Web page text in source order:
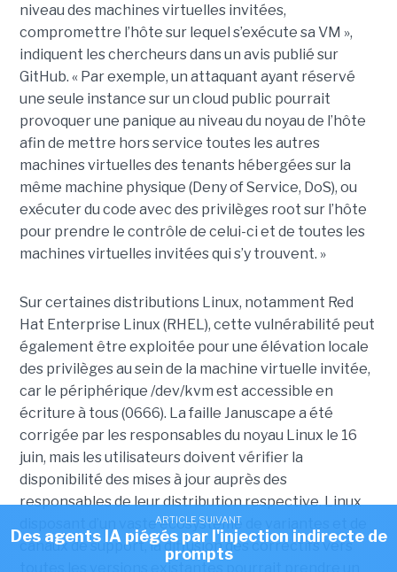
niveau des machines virtuelles invitées,
compromettre l’hôte sur lequel s’exécute sa VM »,
indiquent les chercheurs dans un avis publié sur
GitHub. « Par exemple, un attaquant ayant réservé
une seule instance sur un cloud public pourrait
provoquer une panique au niveau du noyau de l’hôte
afin de mettre hors service toutes les autres
machines virtuelles des tenants hébergées sur la
même machine physique (Deny of Service, DoS), ou
exécuter du code avec des privilèges root sur l’hôte
pour prendre le contrôle de celui-ci et de toutes les
machines virtuelles invitées qui s’y trouvent. »
Sur certaines distributions Linux, notamment Red
Hat Enterprise Linux (RHEL), cette vulnérabilité peut
également être exploitée pour une élévation locale
des privilèges au sein de la machine virtuelle invitée,
car le périphérique /dev/kvm est accessible en
écriture à tous (0666). La faille Januscape a été
corrigée par les responsables du noyau Linux le 16
juin, mais les utilisateurs doivent vérifier la
disponibilité des mises à jour auprès des
responsables de leur distribution respective. Linux
disposant d’un vaste écosystème de variantes et de
canaux de support, la diffusion des correctifs vers
toutes les versions existantes pourrait prendre un
ARTICLE SUIVANT
Des agents IA piégés par l'injection indirecte de
prompts